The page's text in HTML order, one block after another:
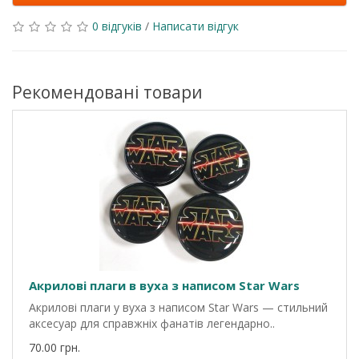
0 відгуків / Написати відгук
Рекомендовані товари
Акрилові плаги в вуха з написом Star Wars
Акрилові плаги у вуха з написом Star Wars — стильний
аксесуар для справжніх фанатів легендарно..
70.00 грн.